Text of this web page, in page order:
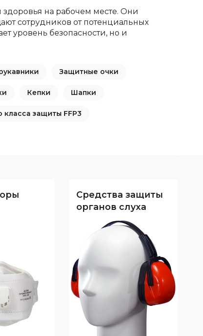
Подбор СИЗ по нормам
на рабочем месте. Они
сотрудников от потенциальных
уровень безопасности, но и
Защитные очки
Кепки Шапки
защиты FFP3
Средства защиты
органов слуха